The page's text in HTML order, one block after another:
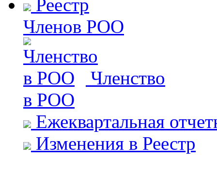
Реестр
Членов РОО
Членство
в РОО
Ежеквартальная
Изменения в Реестр